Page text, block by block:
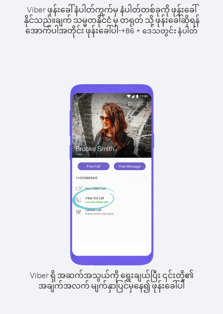
Viber ဖုန်းခေါ်နံပါတ်ကွက်မှ နံပါတ်တစ်ခုကို ဖုန်းခေါ်
နိုင်သည်။ချက် သမ္မတနိုင်ငံ မှ တရုတ် သို့ ဖုန်းခေါ်ဆိုရန်
အောက်ပါအတိုင်း ဖုန်းခေါ်ပါ-+86 + ဒေသတွင်း နံပါတ်
Viber ရှိ အဆက်အသွယ်ကို ရွေးချယ်ပြီး ၎င်းတို့၏
အချက်အလက် မျက်နှာပြင်မှနေ၍ ဖုန်းခေါ်ပါ